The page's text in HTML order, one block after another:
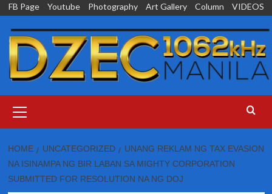
Skip
content
FB Page Youtube Photography Art Gallery Column VIDEOS
Menu
HOME UNCATEGORIZED
UNANG REKLAM NG TAX EVASION
NA ISINAMPA NG BIR LABAN SA MIGHTY CORPORATION
SUBMITTED FOR RESOLUTION NA NG DOJ